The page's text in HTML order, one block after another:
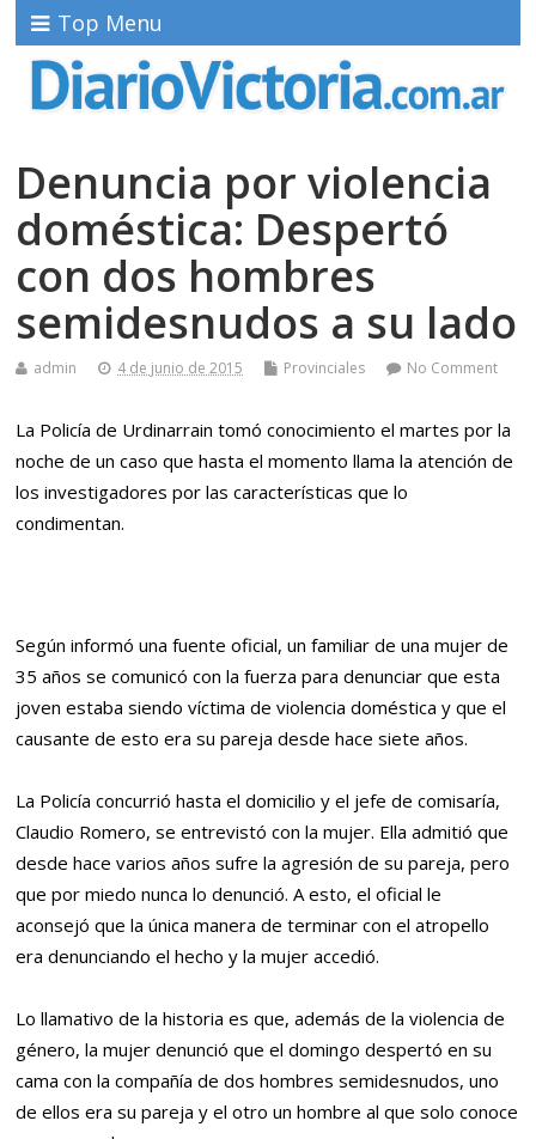
Top Menu
Denuncia por violencia
doméstica: Despertó
con dos hombres
semidesnudos a su lado
admin 4 de junio de 2015 Provinciales No Comment
La Policía de Urdinarrain tomó conocimiento el martes por la
noche de un caso que hasta el momento llama la atención de
los investigadores por las características que lo
condimentan.
Según informó una fuente oficial, un familiar de una mujer de
35 años se comunicó con la fuerza para denunciar que esta
joven estaba siendo víctima de violencia doméstica y que el
causante de esto era su pareja desde hace siete años.
La Policía concurrió hasta el domicilio y el jefe de comisaría,
Claudio Romero, se entrevistó con la mujer. Ella admitió que
desde hace varios años sufre la agresión de su pareja, pero
que por miedo nunca lo denunció. A esto, el oficial le
aconsejó que la única manera de terminar con el atropello
era denunciando el hecho y la mujer accedió.
Lo llamativo de la historia es que, además de la violencia de
género, la mujer denunció que el domingo despertó en su
cama con la compañía de dos hombres semidesnudos, uno
de ellos era su pareja y el otro un hombre al que solo conoce